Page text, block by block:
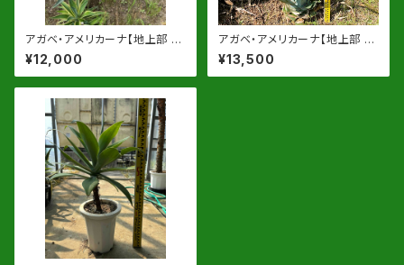
アガベ・アメリカーナ【地上部 約
80-90cm】13号鉢or根巻物
¥12,000
アガベ・アメリカーナ【地上部 約
100cm】 根巻発送
¥13,500